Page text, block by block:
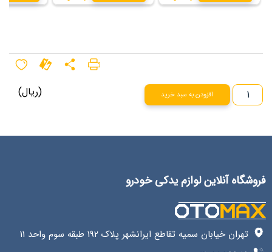
(ریال) افزودن به سبد خرید
فروشگاه آنلاین لوازم یدکی خودرو
تهران خیابان سمیه تقاطع ایرانشهر پلاک 192 طبقه سوم واحد 11